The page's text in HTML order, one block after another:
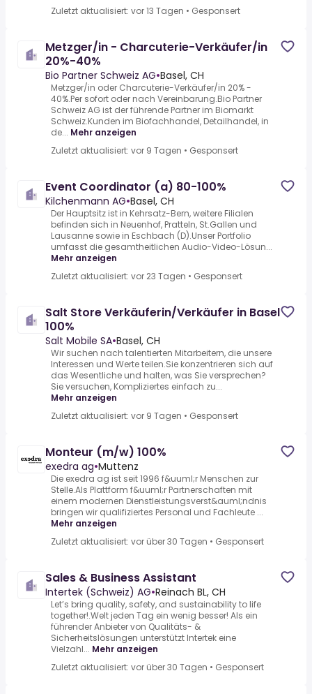
Zuletzt aktualisiert: vor 13 Tagen • Gesponsert
Metzger/in - Charcuterie-Verkäufer/in
20%-40%
Bio Partner Schweiz AG•Basel, CH
Metzger/in oder Charcuterie-Verkäufer/in 20% -
40%.Per sofort oder nach Vereinbarung.Bio Partner
Schweiz AG ist der führende Partner im Biomarkt
Schweiz.Kunden im Biofachhandel, Detailhandel, in
de... Mehr anzeigen
Zuletzt aktualisiert: vor 9 Tagen • Gesponsert
Event Coordinator (a) 80-100%
Kilchenmann AG•Basel, CH
Der Hauptsitz ist in Kehrsatz-Bern, weitere Filialen
befinden sich in Neuenhof, Pratteln, St.Gallen und
Lausanne sowie in Eschbach (D).Unser Portfolio
umfasst die gesamtheitlichen Audio-Video-Lösun...
Mehr anzeigen
Zuletzt aktualisiert: vor 23 Tagen • Gesponsert
Salt Store Verkäuferin/Verkäufer in Basel
100%
Salt Mobile SA•Basel, CH
Wir suchen nach talentierten Mitarbeitern, die unsere
Interessen und Werte teilen.Sie konzentrieren sich auf
das Wesentliche und halten, was Sie versprechen?
Sie versuchen, Kompliziertes einfach zu...
Mehr anzeigen
Zuletzt aktualisiert: vor 9 Tagen • Gesponsert
Monteur (m/w) 100%
exedra ag•Muttenz
Die exedra ag ist seit 1996 f&uuml;r Menschen zur
Stelle.Als Plattform f&uuml;r Partnerschaften mit
einem modernen Dienstleistungsverst&auml;ndnis
bringen wir qualifiziertes Personal und Fachleute ...
Mehr anzeigen
Zuletzt aktualisiert: vor über 30 Tagen • Gesponsert
Sales & Business Assistant
Intertek (Schweiz) AG•Reinach BL, CH
Let’s bring quality, safety, and sustainability to life
together!.Welt jeden Tag ein wenig besser! Als ein
führender Anbieter von Qualitäts- &
Sicherheitslösungen unterstützt Intertek eine
Vielzahl... Mehr anzeigen
Zuletzt aktualisiert: vor über 30 Tagen • Gesponsert